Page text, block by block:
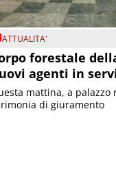
ATTUALITA'
forestale
agenti in
mattina, a palazzo
di giuramento